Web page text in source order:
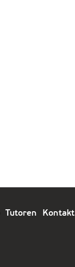
Tutoren Kontakt